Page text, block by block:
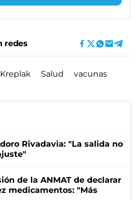
redes
Salud vacunas
Rivadavia: "La salida no
de la ANMAT de declarar
medicamentos: "Más